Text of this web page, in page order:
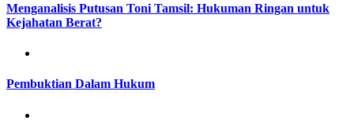
Menganalisis Putusan Toni Tamsil: Hukuman Ringan untuk
Kejahatan Berat?
Pembuktian Dalam Hukum